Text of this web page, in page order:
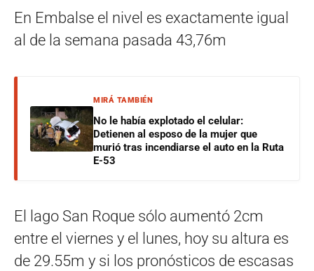
En Embalse el nivel es exactamente igual
al de la semana pasada 43,76m
MIRÁ TAMBIÉN
No le había explotado el celular:
Detienen al esposo de la mujer que
murió tras incendiarse el auto en la Ruta
E-53
El lago San Roque sólo aumentó 2cm
entre el viernes y el lunes, hoy su altura es
de 29.55m y si los pronósticos de escasas